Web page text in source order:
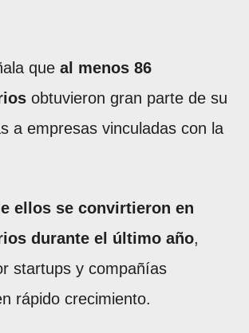
que al menos 86
obtuvieron gran parte de su
a empresas vinculadas con la
ellos se convirtieron en
durante el último año,
startups y compañías
rápido crecimiento.